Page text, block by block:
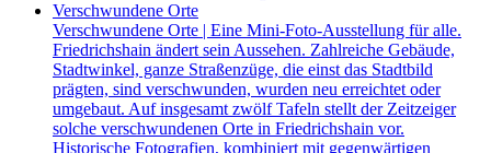
Verschwundene Orte
Verschwundene Orte | Eine Mini-Foto-Ausstellung für alle.
Friedrichshain ändert sein Aussehen. Zahlreiche Gebäude,
Stadtwinkel, ganze Straßenzüge, die einst das Stadtbild
prägten, sind verschwunden, wurden neu erreichtet oder
umgebaut. Auf insgesamt zwölf Tafeln stellt der Zeitzeiger
solche verschwundenen Orte in Friedrichshain vor.
Historische Fotografien, kombiniert mit gegenwärtigen